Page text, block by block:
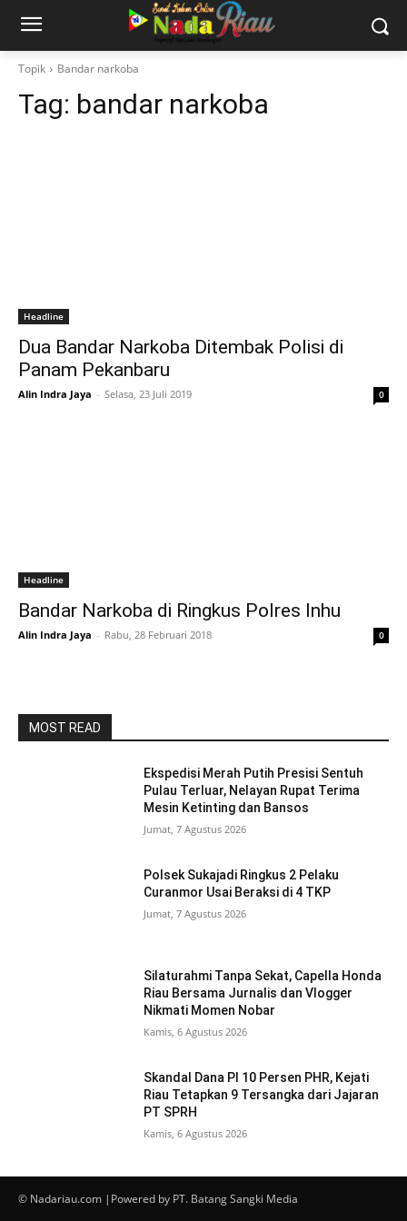
Topik Bandar narkoba
Tag: bandar narkoba
Headline
Dua Bandar Narkoba Ditembak Polisi di
Panam Pekanbaru
Alin Indra Jaya - Selasa, 23 Juli 2019 0
Headline
Bandar Narkoba di Ringkus Polres Inhu
Alin Indra Jaya - Rabu, 28 Februari 2018 0
MOST READ
Ekspedisi Merah Putih Presisi Sentuh
Pulau Terluar, Nelayan Rupat Terima
Mesin Ketinting dan Bansos
Jumat, 7 Agustus 2026
Polsek Sukajadi Ringkus 2 Pelaku
Curanmor Usai Beraksi di 4 TKP
Jumat, 7 Agustus 2026
Silaturahmi Tanpa Sekat, Capella Honda
Riau Bersama Jurnalis dan Vlogger
Nikmati Momen Nobar
Kamis, 6 Agustus 2026
Skandal Dana PI 10 Persen PHR, Kejati
Riau Tetapkan 9 Tersangka dari Jajaran
PT SPRH
Kamis, 6 Agustus 2026
© Nadariau.com |Powered by PT. Batang Sangki Media